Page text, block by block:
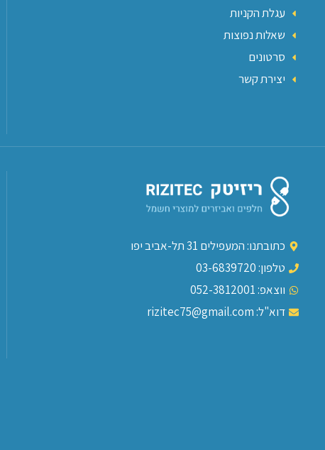
עגלת הקניות
שאלות נפוצות
סרטונים
יצירת קשר
כתובתנו: המעפילים 31 תל-אביב יפו
טלפון: 03-6839720
ווצאפ: 052-3812001
דוא"ל: rizitec75@gmail.com